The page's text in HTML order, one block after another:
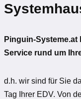
Pinguin-
Service rund um
d.h. wir sind für Sie
Tag Ihrer EDV. Von